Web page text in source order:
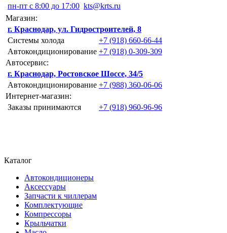
пн-пт с 8:00 до 17:00 kts@krts.ru
Магазин:
г. Краснодар, ул. Гидростроителей, 8
Системы холода
+7 (918) 660-66-44
Автокондиционирование +7 (918) 0-309-309
Автосервис:
г. Краснодар, Ростовское Шоссе, 34/5
Автокондиционирование +7 (988) 360-06-06
Интернет-магазин:
Заказы принимаются
+7 (918) 960-96-96
Каталог
Автокондиционеры
Аксессуары
Запчасти к чиллерам
Комплектующие
Компрессоры
Крыльчатки